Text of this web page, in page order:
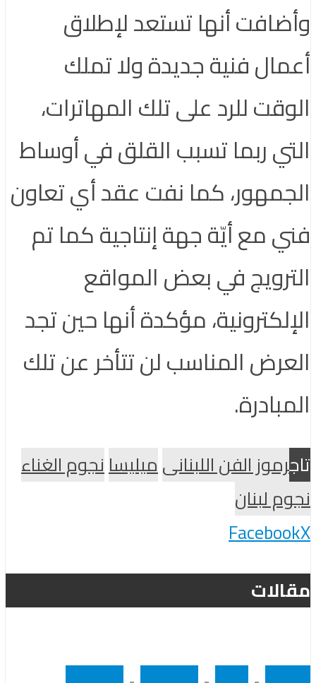
وأضافت أنها تستعد لإطلاق
أعمال فنية جديدة ولا تملك
الوقت للرد على تلك المهاترات،
التي ربما تسبب القلق في أوساط
الجمهور، كما نفت عقد أي تعاون
فني مع أيّة جهة إنتاجية كما تم
الترويج في بعض المواقع
الإلكترونية، مؤكدة أنها حين تجد
العرض المناسب لن تتأخر عن تلك
المبادرة.
تاجرموز الفن اللبنانىميليسانجوم الغناء
نجوم لبنان
FacebookX
مقالات